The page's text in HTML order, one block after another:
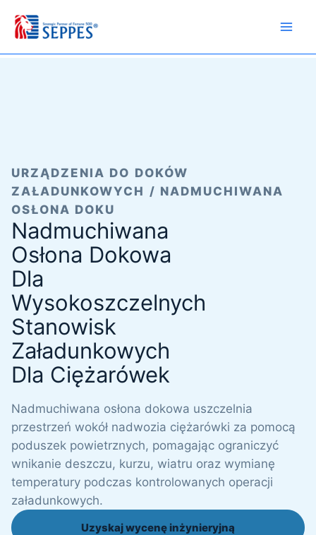
treści
URZĄDZENIA DO DOKÓW
ZAŁADUNKOWYCH / NADMUCHIWANA
OSŁONA DOKU
Nadmuchiwana
Osłona Dokowa
Dla
Wysokoszczelnych
Stanowisk
Załadunkowych
Dla Ciężarówek
Nadmuchiwana osłona dokowa uszczelnia
przestrzeń wokół nadwozia ciężarówki za pomocą
poduszek powietrznych, pomagając ograniczyć
wnikanie deszczu, kurzu, wiatru oraz wymianę
temperatury podczas kontrolowanych operacji
załadunkowych.
Uzyskaj wycenę inżynieryjną